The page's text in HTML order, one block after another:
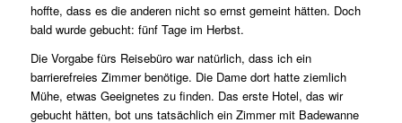
hoffte, dass es die anderen nicht so ernst gemeint hätten. Doch
bald wurde gebucht: fünf Tage im Herbst.
Die Vorgabe fürs Reisebüro war natürlich, dass ich ein
barrierefreies Zimmer benötige. Die Dame dort hatte ziemlich
Mühe, etwas Geeignetes zu finden. Das erste Hotel, das wir
gebucht hätten, bot uns tatsächlich ein Zimmer mit Badewanne